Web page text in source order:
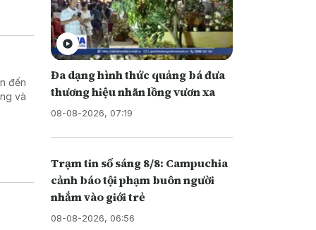
đến
và
Đa dạng hình thức quảng bá đưa
thương hiệu nhãn lồng vươn xa
08-08-2026, 07:19
Trạm tin số sáng 8/8: Campuchia
cảnh báo tội phạm buôn người
nhắm vào giới trẻ
08-08-2026, 06:56